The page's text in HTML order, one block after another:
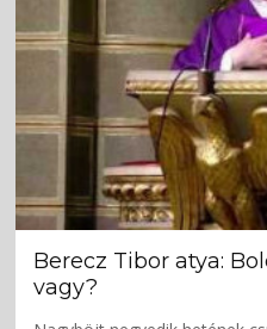
Berecz Tibor atya:
vagy?